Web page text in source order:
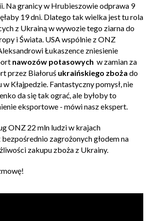
Na granicy w Hrubieszowie odprawa 9
19 dni. Dlatego tak wielka jest tu rola
z Ukrainą w wywozie tego ziarna do
i Świata. USA wspólnie z ONZ
Łukaszence zniesienie
nawozów potasowych w zamian za
przez Białoruś ukraińskiego zboża do
Kłajpedzie. Fantastyczny pomysł, nie
da się tak ograć, ale byłoby to
eksportowe - mówi nasz ekspert.
ONZ 22 mln ludzi w krajach
zagrożonych głodem na
zakupu zboża z Ukrainy.